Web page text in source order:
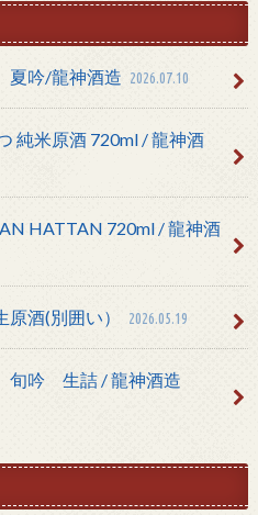
吟/龍神酒造 2026.07.10
純米原酒 720ml / 龍神酒
HATTAN 720ml / 龍神酒
酒(別囲い） 2026.05.19
旬吟 生詰 / 龍神酒造